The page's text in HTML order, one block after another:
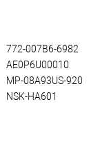
772-007B6-6982
AE0P6U00010
MP-08A93US-920
NSK-HA601